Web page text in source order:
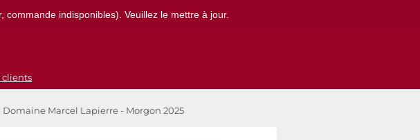
indisponibles). Veuillez le mettre à jour.
clients
Domaine Marcel Lapierre - Morgon 2025